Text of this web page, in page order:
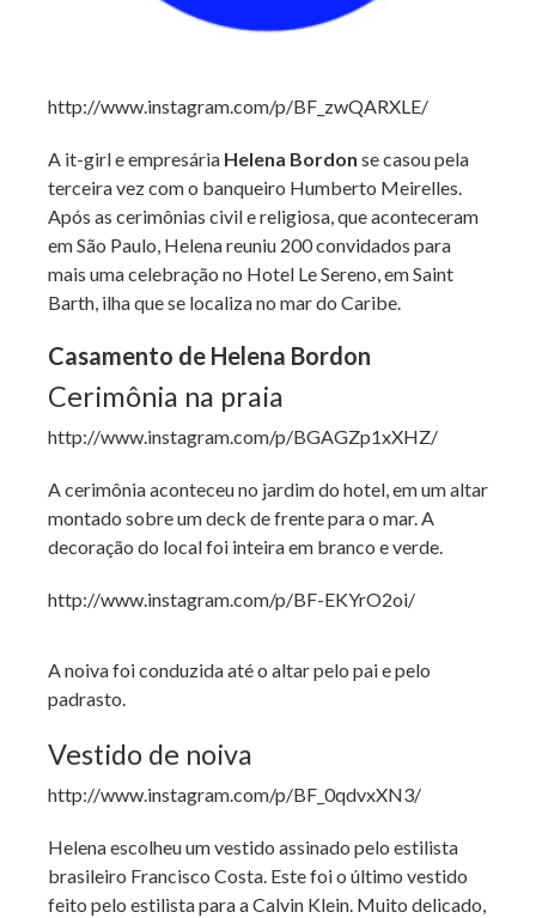
http://www.instagram.com/p/BF_zwQARXLE/
A it-girl e empresária Helena Bordon se casou pela
terceira vez com o banqueiro Humberto Meirelles.
Após as cerimônias civil e religiosa, que aconteceram
em São Paulo, Helena reuniu 200 convidados para
mais uma celebração no Hotel Le Sereno, em Saint
Barth, ilha que se localiza no mar do Caribe.
Casamento de Helena Bordon
Cerimônia na praia
http://www.instagram.com/p/BGAGZp1xXHZ/
A cerimônia aconteceu no jardim do hotel, em um altar
montado sobre um deck de frente para o mar. A
decoração do local foi inteira em branco e verde.
http://www.instagram.com/p/BF-EKYrO2oi/
A noiva foi conduzida até o altar pelo pai e pelo
padrasto.
Vestido de noiva
http://www.instagram.com/p/BF_0qdvxXN3/
Helena escolheu um vestido assinado pelo estilista
brasileiro Francisco Costa. Este foi o último vestido
feito pelo estilista para a Calvin Klein. Muito delicado,